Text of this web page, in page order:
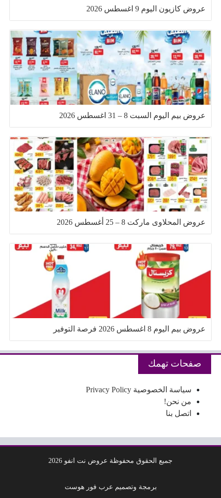
عروض كازيون اليوم 9 اغسطس 2026
عروض بيم اليوم السبت 8 – 31 اغسطس 2026
عروض المحلاوى ماركت 8 – 25 أغسطس 2026
عروض بيم اليوم 8 اغسطس 2026 فرصة التوفير
صفحات تهمك
سياسة الخصوصية Privacy Policy
من نحن!
اتصل بنا
جميع الحقوق محفوظة عروض نت انفو 2026
برمجة وتصميم عرب فور هوست